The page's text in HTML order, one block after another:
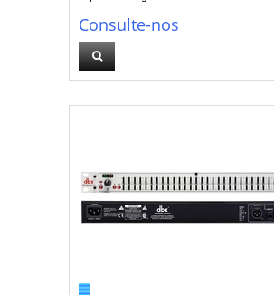
Consulte-nos